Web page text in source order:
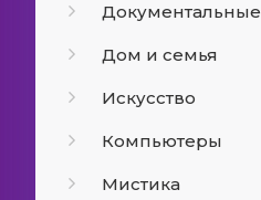
Документальные
Дом и семья
Искусство
Компьютеры
Мистика